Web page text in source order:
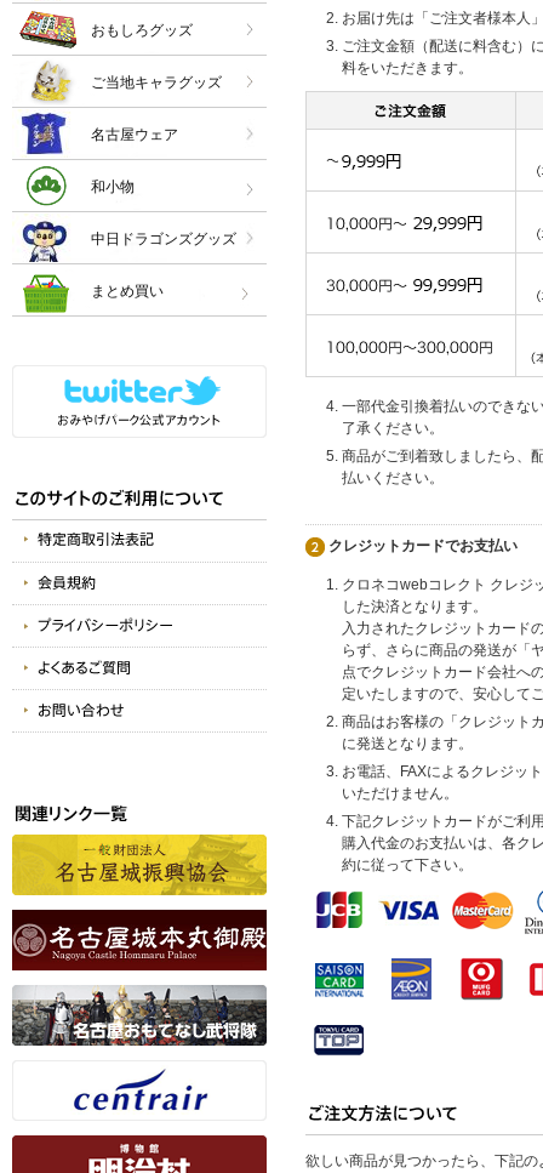
お届け先は「ご注文者様本人
ご注文金額（配送に料含む）
料をいただきます。
一部代金引換着払いのできな
了承ください。
商品がご到着致しましたら、
払いください。
クレジットカードでお支払い
クロネコwebコレクト クレジ
した決済となります。
入力されたクレジットカード
らず、さらに商品の発送が「
点でクレジットカード会社へ
定いたしますので、安心して
商品はお客様の「クレジット
に発送となります。
お電話、FAXによるクレジッ
いただけません。
下記クレジットカードがご利
購入代金のお支払いは、各ク
約に従って下さい。
欲しい商品が見つかったら、下記
おもしろグッズ
ご当地キャラグッズ
名古屋ウェア
和小物
中日ドラゴンズグッズ
まとめ買い